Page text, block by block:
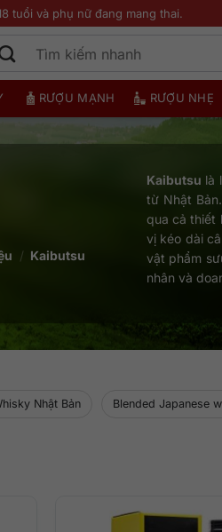
tuổi và phụ nữ đang mang thai.
RƯỢU MẠNH RƯỢU NHẸ
/ Kaibutsu
Kaibutsu là
từ Nhật
qua cả thiết
vị kéo dài
vật phẩm
nhân và
Nhật Bản Blended Japanese